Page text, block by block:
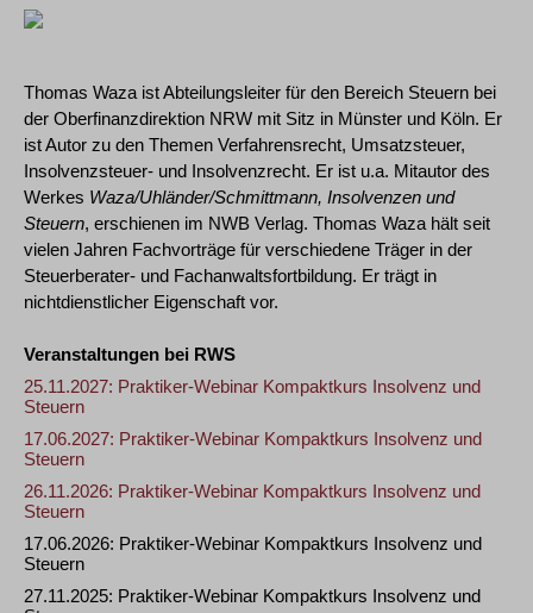
Thomas Waza ist Abteilungsleiter für den Bereich Steuern bei
der Oberfinanzdirektion NRW mit Sitz in Münster und Köln. Er
ist Autor zu den Themen Verfahrensrecht, Umsatzsteuer,
Insolvenzsteuer- und Insolvenzrecht. Er ist u.a. Mitautor des
Werkes Waza/Uhländer/Schmittmann, Insolvenzen und
Steuern, erschienen im NWB Verlag. Thomas Waza hält seit
vielen Jahren Fachvorträge für verschiedene Träger in der
Steuerberater- und Fachanwaltsfortbildung. Er trägt in
nichtdienstlicher Eigenschaft vor.
Veranstaltungen bei RWS
25.11.2027: Praktiker-Webinar Kompaktkurs Insolvenz und
Steuern
17.06.2027: Praktiker-Webinar Kompaktkurs Insolvenz und
Steuern
26.11.2026: Praktiker-Webinar Kompaktkurs Insolvenz und
Steuern
17.06.2026: Praktiker-Webinar Kompaktkurs Insolvenz und
Steuern
27.11.2025: Praktiker-Webinar Kompaktkurs Insolvenz und